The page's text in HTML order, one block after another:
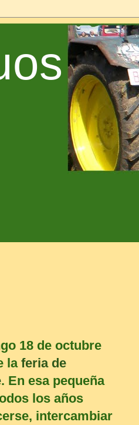
18 de octubre
la feria de
. En esa pequeña
los años
intercambiar